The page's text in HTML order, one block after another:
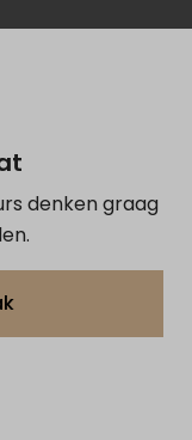
denken graag